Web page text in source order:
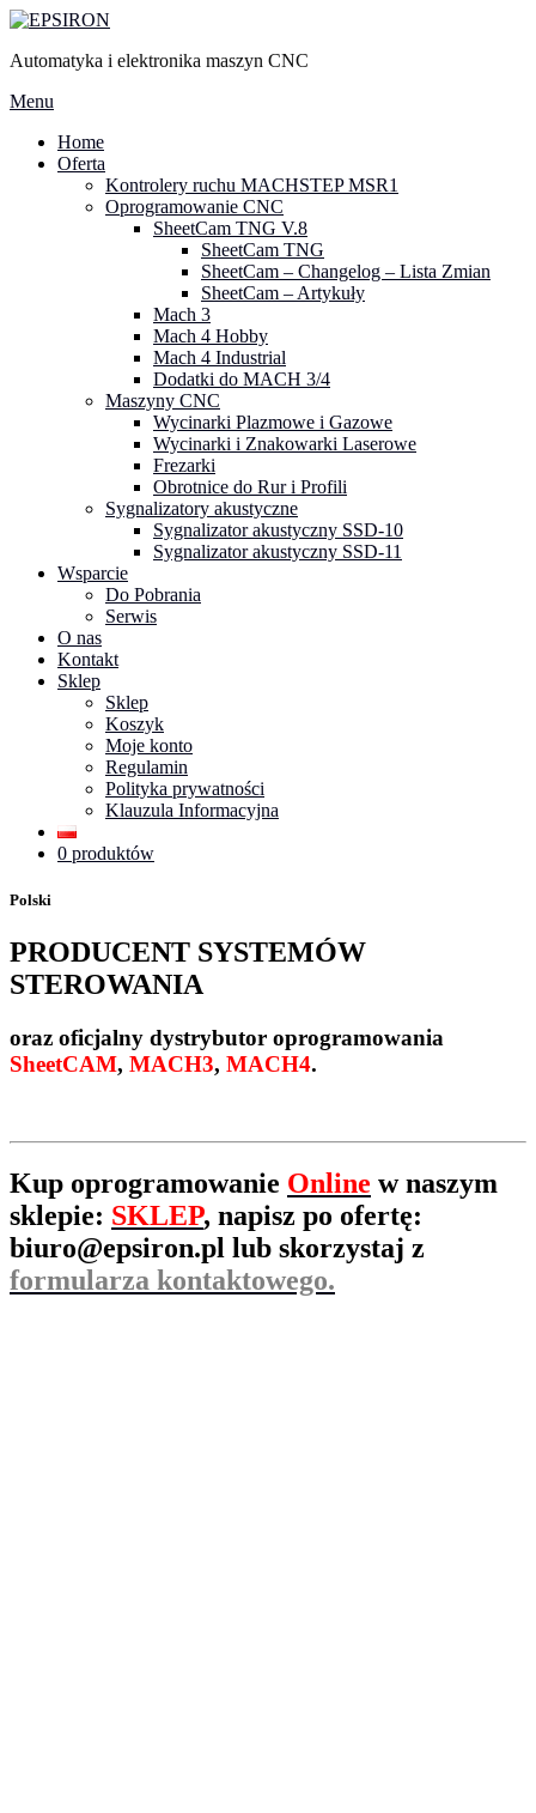
Przejdź
treści
Automatyka i elektronika maszyn CNC
Menu
Home
Oferta
Kontrolery ruchu MACHSTEP MSR1
Oprogramowanie CNC
SheetCam TNG V.8
SheetCam TNG
SheetCam – Changelog – Lista Zmian
SheetCam – Artykuły
Mach 3
Mach 4 Hobby
Mach 4 Industrial
Dodatki do MACH 3/4
Maszyny CNC
Wycinarki Plazmowe i Gazowe
Wycinarki i Znakowarki Laserowe
Frezarki
Obrotnice do Rur i Profili
Sygnalizatory akustyczne
Sygnalizator akustyczny SSD-10
Sygnalizator akustyczny SSD-11
Wsparcie
Do Pobrania
Serwis
O nas
Kontakt
Sklep
Sklep
Koszyk
Moje konto
Regulamin
Polityka prywatności
Klauzula Informacyjna
0 produktów
Polski
PRODUCENT SYSTEMÓW
STEROWANIA
oraz oficjalny dystrybutor oprogramowania
SheetCAM, MACH3, MACH4.
Kup oprogramowanie Online w naszym
sklepie: SKLEP, napisz po ofertę:
biuro@epsiron.pl lub skorzystaj z
formularza kontaktowego.